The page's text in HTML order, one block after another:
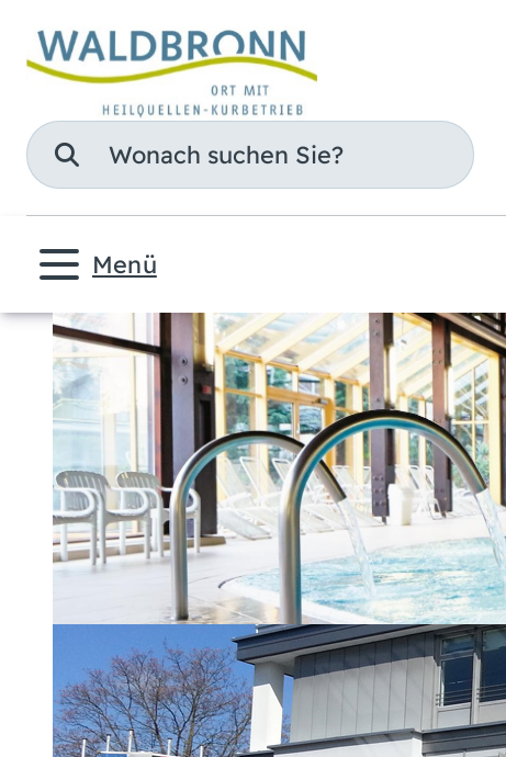
Suche
Menü